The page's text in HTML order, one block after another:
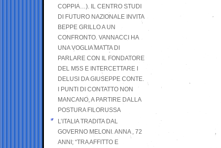
COPPIA…). IL CENTRO STUDI
DI FUTURO NAZIONALE INVITA
BEPPE GRILLO A UN
CONFRONTO. VANNACCI HA
UNA VOGLIA MATTA DI
PARLARE CON IL FONDATORE
DEL M5S E INTERCETTARE I
DELUSI DA GIUSEPPE CONTE.
I PUNTI DI CONTATTO NON
MANCANO, A PARTIRE DALLA
POSTURA FILORUSSA
L’ITALIA TRADITA DAL
GOVERNO MELONI. ANNA , 72
ANNI; “TRA AFFITTO E